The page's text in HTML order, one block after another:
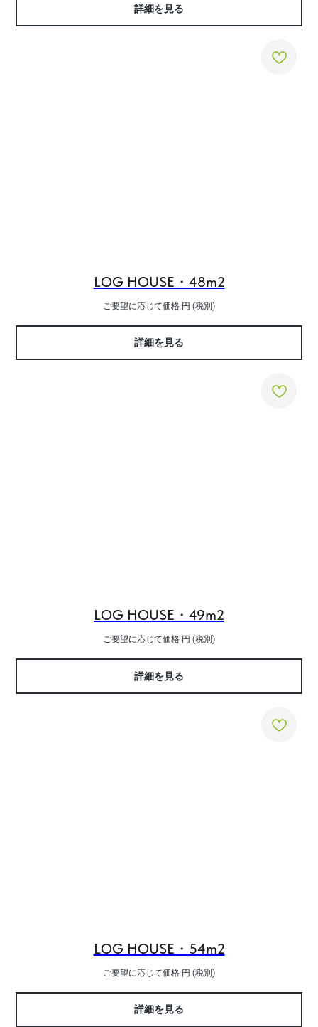
詳細を見る
LOG HOUSE・48m2
ご要望に応じて価格 円 (税別)
詳細を見る
LOG HOUSE・49m2
ご要望に応じて価格 円 (税別)
詳細を見る
LOG HOUSE・54m2
ご要望に応じて価格 円 (税別)
詳細を見る